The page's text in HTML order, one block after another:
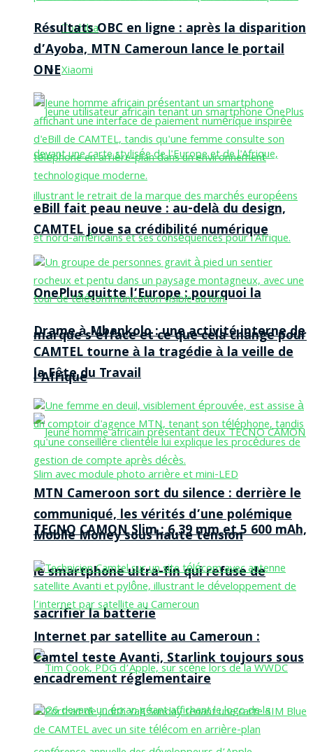
Toshiba
Xiaomi
OnePlus quitte l’Europe : pourquoi la
marque s’efface et ce que cela change pour
l’Afrique
TECNO CAMON Slim : 6,39 mm et 5 600 mAh,
le smartphone ultra-fin qui refuse de
sacrifier la batterie
Résultats OBC en ligne : après la disparition
d’Ayoba, MTN Cameroun lance le portail
ONE
eBill fait peau neuve : au-delà du design,
CAMTEL joue sa crédibilité numérique
Drame à Mbankolo : une activité interne de
CAMTEL tourne à la tragédie à la veille de
la Fête du Travail
MTN Cameroon sort du silence : derrière le
communiqué, les vérités d’une polémique
Mobile Money sous haute tension
Internet par satellite au Cameroun :
Camtel teste Avanti, Starlink toujours sous
encadrement réglementaire